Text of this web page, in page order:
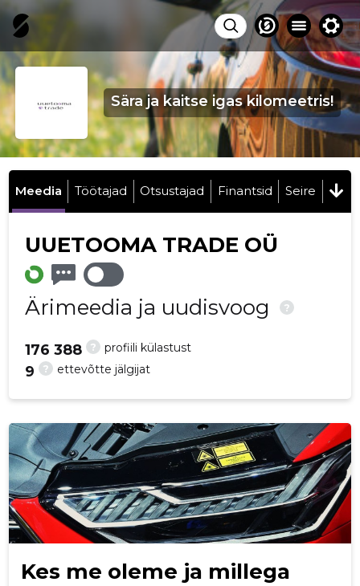
Sära ja kaitse igas kilomeetris!
Meedia Töötajad Otsustajad Finantsid Seire
UUETOOMA TRADE OÜ
Ärimeedia ja uudisvoog ?
? profiili külastust
176 388
? ettevõtte jälgijat
9
Kes me oleme ja millega